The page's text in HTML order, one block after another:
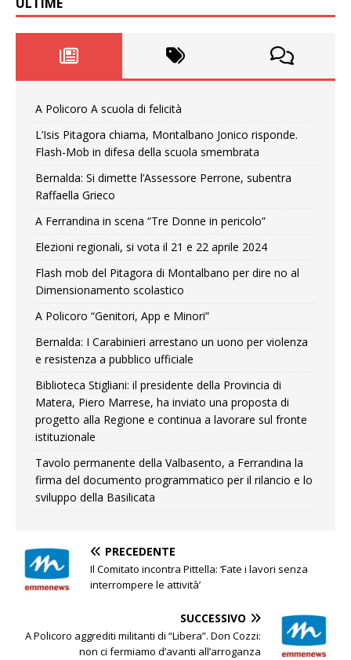
A Policoro A scuola di felicità
L’Isis Pitagora chiama, Montalbano Jonico risponde.
Flash-Mob in difesa della scuola smembrata
Bernalda: Si dimette l’Assessore Perrone, subentra
Raffaella Grieco
A Ferrandina in scena “Tre Donne in pericolo”
Elezioni regionali, si vota il 21 e 22 aprile 2024
Flash mob del Pitagora di Montalbano per dire no al
Dimensionamento scolastico
A Policoro “Genitori, App e Minori”
Bernalda: I Carabinieri arrestano un uono per violenza
e resistenza a pubblico ufficiale
Biblioteca Stigliani: il presidente della Provincia di
Matera, Piero Marrese, ha inviato una proposta di
progetto alla Regione e continua a lavorare sul fronte
istituzionale
Tavolo permanente della Valbasento, a Ferrandina la
firma del documento programmatico per il rilancio e lo
sviluppo della Basilicata
PRECEDENTE
Il Comitato incontra Pittella: ‘Fate i lavori senza
interrompere le attività’
SUCCESSIVO
A Policoro aggrediti militanti di “Libera”. Don Cozzi:
non ci fermiamo d’avanti all’arroganza